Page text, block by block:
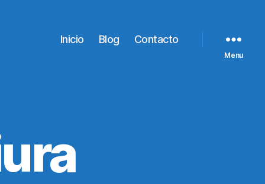
Inicio Blog Contacto
Menu